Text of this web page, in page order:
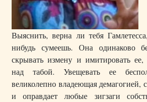
Выяснить, верна ли тебя
нибудь сумеешь. Она одинаково
скрывать измену и имитировать ее,
над табой. Увещевать ее
великолепно владеющая демагогией,
и оправдает любые зигзаги